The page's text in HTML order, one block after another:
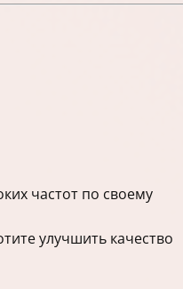
частот по своему
улучшить качество